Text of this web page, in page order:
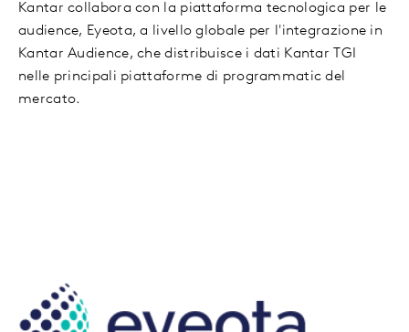
Kantar collabora con la piattaforma tecnologica per le
audience, Eyeota, a livello globale per l'integrazione in
Kantar Audience, che distribuisce i dati Kantar TGI
nelle principali piattaforme di programmatic del
mercato.